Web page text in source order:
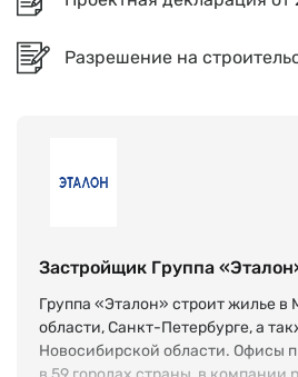
Разрешение на
Застройщик Группа
Группа «Эталон» строит жилье в
области, Санкт-Петербурге, а
Новосибирской области. Офисы